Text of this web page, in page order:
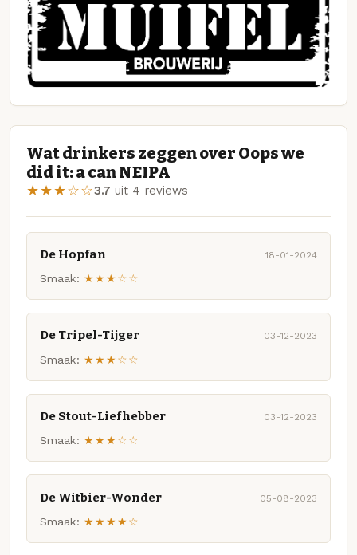
Wat drinkers zeggen over Oops we
did it: a can NEIPA
★★★☆☆3.7 uit 4 reviews
De Hopfan 18-01-2024
Smaak: ★★★☆☆
De Tripel-Tijger 03-12-2023
Smaak: ★★★☆☆
De Stout-Liefhebber 03-12-2023
Smaak: ★★★☆☆
De Witbier-Wonder 05-08-2023
Smaak: ★★★★☆